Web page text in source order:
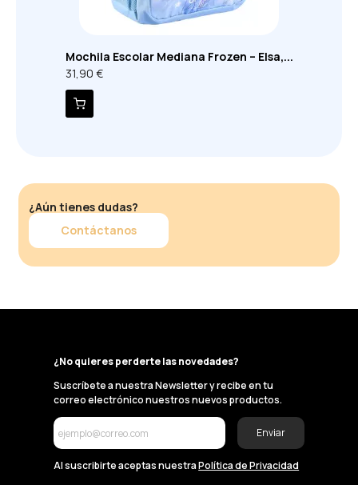
Mochila Escolar Mediana Frozen – Elsa,...
31,90 €
¿Aún tienes dudas?
Contáctanos
¿No quieres perderte las novedades?
Suscríbete a nuestra Newsletter y recibe en tu
correo electrónico nuestros nuevos productos.
Enviar
Al suscribirte aceptas nuestraPolítica de Privacidad